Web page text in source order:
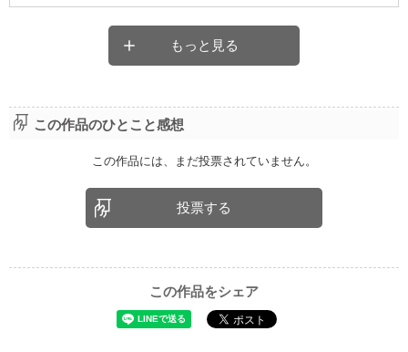
もっと見る
この作品のひとこと感想
この作品には、まだ投票されていません。
投票する
この作品をシェア